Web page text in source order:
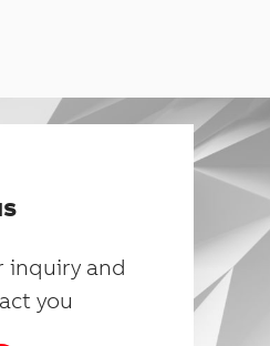
inquiry and
you